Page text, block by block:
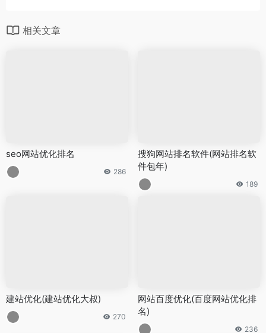
相关文章
seo网站优化排名
286
搜狗网站排名软件(网站排名软
件包年)
189
建站优化(建站优化大叔)
270
网站百度优化(百度网站优化排
名)
236